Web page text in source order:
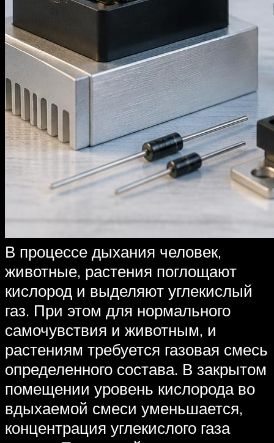
В процессе дыхания человек,
животные, растения поглощают
кислород и выделяют углекислый
газ. При этом для нормального
самочувствия и животным, и
растениям требуется газовая смесь
определенного состава. В закрытом
помещении уровень кислорода во
вдыхаемой смеси уменьшается,
концентрация углекислого газа